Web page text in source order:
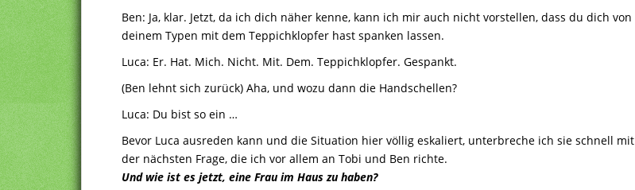
Ben: Ja, klar. Jetzt, da ich dich näher kenne, kann ich mir auch nicht vorstellen, dass du dich von
deinem Typen mit dem Teppichklopfer hast spanken lassen.
Luca: Er. Hat. Mich. Nicht. Mit. Dem. Teppichklopfer. Gespankt.
(Ben lehnt sich zurück) Aha, und wozu dann die Handschellen?
Luca: Du bist so ein …
Bevor Luca ausreden kann und die Situation hier völlig eskaliert, unterbreche ich sie schnell mit
der nächsten Frage, die ich vor allem an Tobi und Ben richte.
Und wie ist es jetzt, eine Frau im Haus zu haben?